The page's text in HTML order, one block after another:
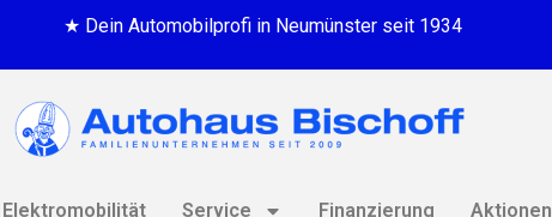
★ Dein Automobilprofi in Neumünster seit 1934
Elektromobilität Service Finanzierung Aktionen